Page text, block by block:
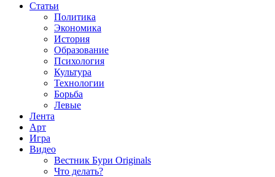
Статьи
Политика
Экономика
История
Образование
Психология
Культура
Технологии
Борьба
Левые
Лента
Арт
Игра
Видео
Вестник Бури Originals
Что делать?